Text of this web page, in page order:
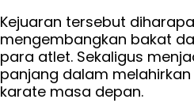
Kejuaran tersebut
mengembangkan bakat
para atlet. Sekaligus
panjang dalam
karate masa depan.